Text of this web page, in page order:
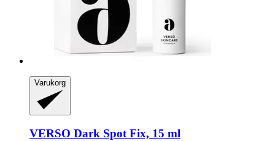
Varukorg
VERSO Dark Spot Fix, 15 ml